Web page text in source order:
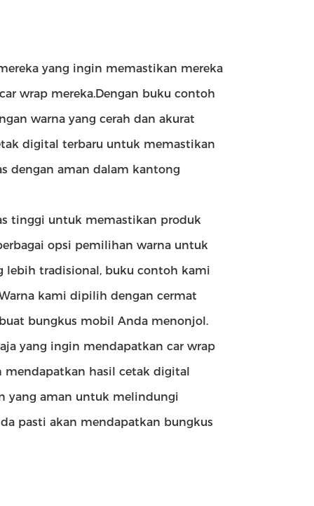
yang ingin memastikan mereka
wrap mereka.Dengan buku contoh
warna yang cerah dan akurat
digital terbaru untuk memastikan
dengan aman dalam kantong
tinggi untuk memastikan produk
opsi pemilihan warna untuk
lebih tradisional, buku contoh kami
kami dipilih dengan cermat
bungkus mobil Anda menonjol.
yang ingin mendapatkan car wrap
mendapatkan hasil cetak digital
yang aman untuk melindungi
pasti akan mendapatkan bungkus